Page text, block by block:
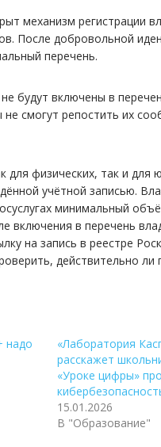
механизм регистрации
После добровольной
перечень.
будут включены в
не смогут репостить их
для физических, так и
учётной записью.
минимальный
включения в перечень
на запись в реестре
действительно ли
надо
«Лаборатория
расскажет
«Уроке цифры» про
15.01.2026
В "Образование"